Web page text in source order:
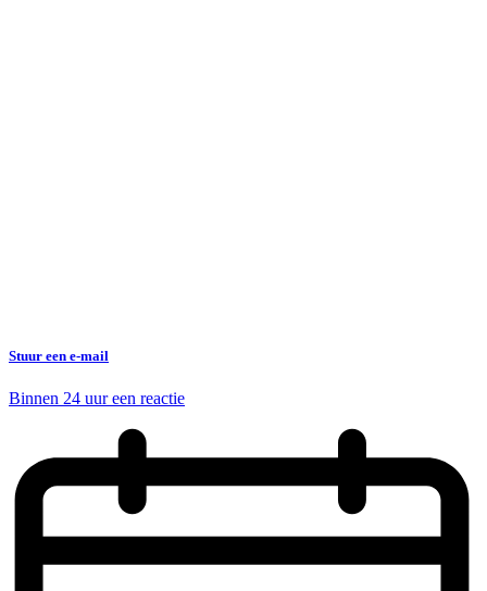
Stuur een e-mail
Binnen 24 uur een reactie